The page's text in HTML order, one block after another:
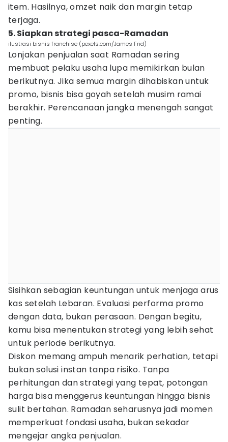
item. Hasilnya, omzet naik dan margin tetap
terjaga.
5. Siapkan strategi pasca-Ramadan
ilustrasi bisnis franchise (pexels.com/James Frid)
Lonjakan penjualan saat Ramadan sering
membuat pelaku usaha lupa memikirkan bulan
berikutnya. Jika semua margin dihabiskan untuk
promo, bisnis bisa goyah setelah musim ramai
berakhir. Perencanaan jangka menengah sangat
penting.
Sisihkan sebagian keuntungan untuk menjaga arus
kas setelah Lebaran. Evaluasi performa promo
dengan data, bukan perasaan. Dengan begitu,
kamu bisa menentukan strategi yang lebih sehat
untuk periode berikutnya.
Diskon memang ampuh menarik perhatian, tetapi
bukan solusi instan tanpa risiko. Tanpa
perhitungan dan strategi yang tepat, potongan
harga bisa menggerus keuntungan hingga bisnis
sulit bertahan. Ramadan seharusnya jadi momen
memperkuat fondasi usaha, bukan sekadar
mengejar angka penjualan.